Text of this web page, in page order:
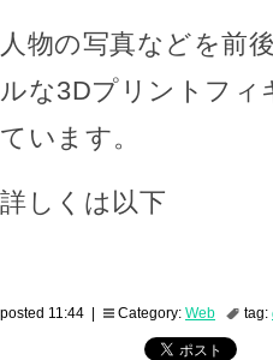
人物の写真などを前
ルな3Dプリントフィ
ています。
詳しくは以下
posted 11:44 | Category: Web tag: